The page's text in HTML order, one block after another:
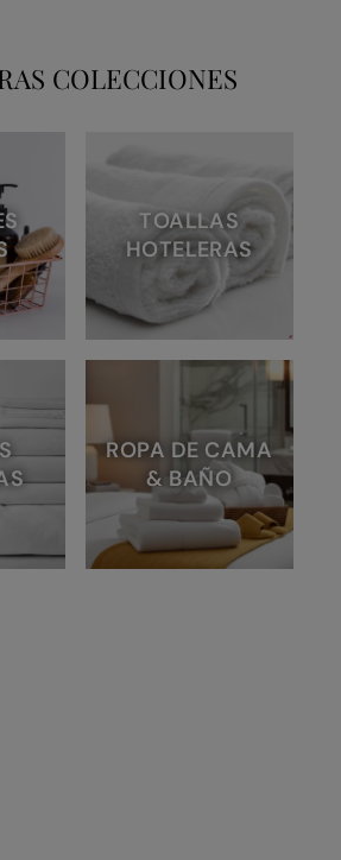
COLECCIONES
TOALLAS
HOTELERAS
ROPA DE CAMA
& BAÑO